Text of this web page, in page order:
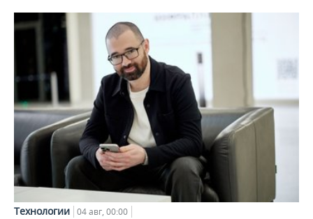
Технологии 04 авг, 00:00